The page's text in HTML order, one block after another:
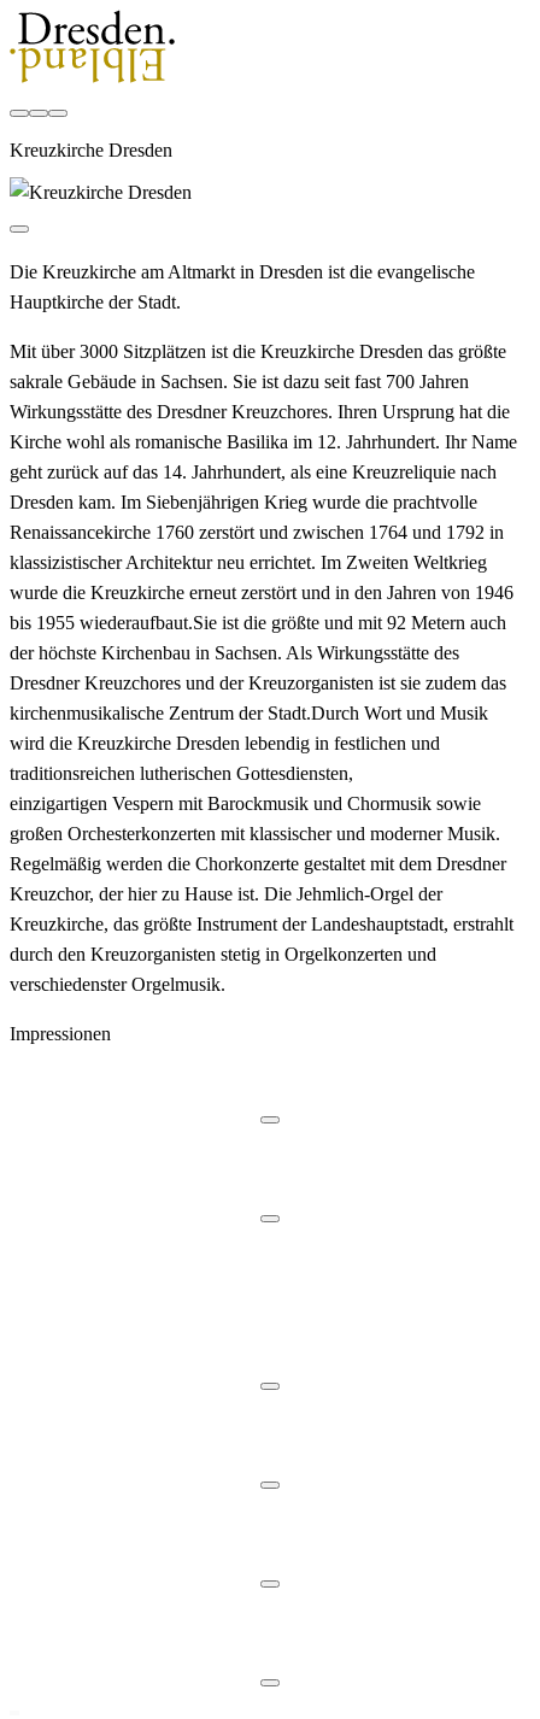
Kreuzkirche Dresden
Die Kreuzkirche am Altmarkt in Dresden ist die evangelische
Hauptkirche der Stadt.
Mit über 3000 Sitzplätzen ist die Kreuzkirche Dresden das größte
sakrale Gebäude in Sachsen. Sie ist dazu seit fast 700 Jahren
Wirkungsstätte des Dresdner Kreuzchores. Ihren Ursprung hat die
Kirche wohl als romanische Basilika im 12. Jahrhundert. Ihr Name
geht zurück auf das 14. Jahrhundert, als eine Kreuzreliquie nach
Dresden kam. Im Siebenjährigen Krieg wurde die prachtvolle
Renaissancekirche 1760 zerstört und zwischen 1764 und 1792 in
klassizistischer Architektur neu errichtet. Im Zweiten Weltkrieg
wurde die Kreuzkirche erneut zerstört und in den Jahren von 1946
bis 1955 wiederaufbaut.Sie ist die größte und mit 92 Metern auch
der höchste Kirchenbau in Sachsen. Als Wirkungsstätte des
Dresdner Kreuzchores und der Kreuzorganisten ist sie zudem das
kirchenmusikalische Zentrum der Stadt.Durch Wort und Musik
wird die Kreuzkirche Dresden lebendig in festlichen und
traditionsreichen lutherischen Gottesdiensten,
einzigartigen Vespern mit Barockmusik und Chormusik sowie
großen Orchesterkonzerten mit klassischer und moderner Musik.
Regelmäßig werden die Chorkonzerte gestaltet mit dem Dresdner
Kreuzchor, der hier zu Hause ist. Die Jehmlich-Orgel der
Kreuzkirche, das größte Instrument der Landeshauptstadt, erstrahlt
durch den Kreuzorganisten stetig in Orgelkonzerten und
verschiedenster Orgelmusik.
Impressionen